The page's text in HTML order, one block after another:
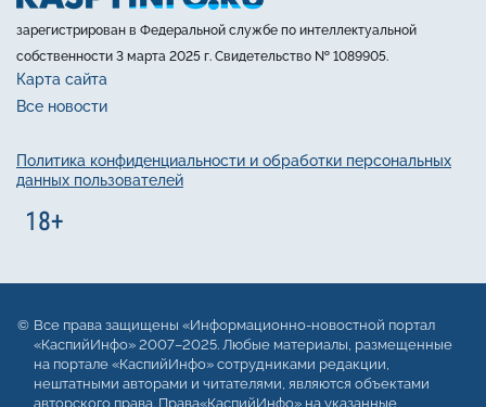
зарегистрирован в Федеральной службе по интеллектуальной
собственности 3 марта 2025 г. Свидетельство № 1089905.
Карта сайта
Все новости
Политика конфиденциальности и обработки персональных
данных пользователей
Все права защищены «Информационно-новостной портал
«КаспийИнфо» 2007–2025. Любые материалы, размещенные
на портале «КаспийИнфо» сотрудниками редакции,
нештатными авторами и читателями, являются объектами
авторского права. Права«КаспийИнфо» на указанные